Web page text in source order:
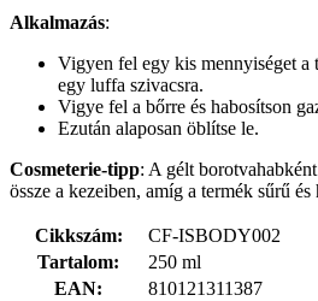
Alkalmazás:
Vigyen fel egy kis mennyiséget a
egy luffa szivacsra.
Vigye fel a bőrre és habosítson
Ezután alaposan öblítse le.
Cosmeterie-tipp: A gélt
össze a kezeiben, amíg a termék sűrű és
Cikkszám:
CF-ISBODY002
Tartalom:
250 ml
EAN:
810121311387